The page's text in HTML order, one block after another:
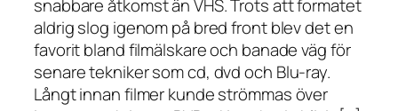
snabbare åtkomst än VHS. Trots att formatet
aldrig slog igenom på bred front blev det en
favorit bland filmälskare och banade väg för
senare tekniker som cd, dvd och Blu-ray.
Långt innan filmer kunde strömmas över